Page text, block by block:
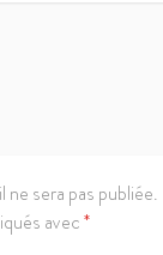
sera pas publiée.
avec*